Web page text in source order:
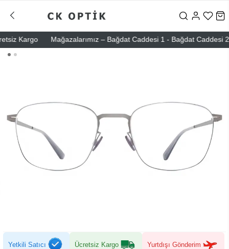
Kargo Mağazalarımız – Bağdat Caddesi 1 - Bağdat Caddesi 2 -
Yetkili Satıcı Ücretsiz Kargo Yurtdışı Gönderim